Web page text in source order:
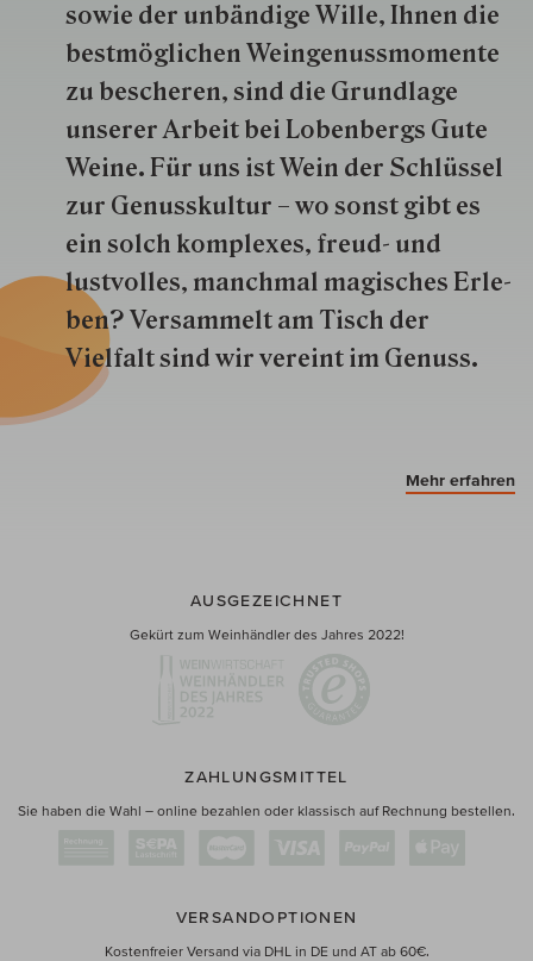
so­wie der un­bän­dige Wille, Ihnen die
best­mög­lich­en Wein­genuss­momente
zu besche­ren, sind die Grund­lage
unserer Arbeit bei Lobenbergs Gute
Weine. Für uns ist Wein der Schlüs­sel
zur Genuss­kultur – wo sonst gibt es
ein solch kom­plexes, freud- und
lustvolles, manchmal ma­gisch­es Er­le­
ben? Versammelt am Tisch der
Vielfalt sind wir ver­eint im Genuss.
Mehr erfahren
AUSGEZEICHNET
Gekürt zum Weinhändler des Jahres 2022!
ZAHLUNGSMITTEL
Sie haben die Wahl – online bezahlen oder klassisch auf Rechnung bestellen.
VERSANDOPTIONEN
Kostenfreier Versand via DHL in DE und AT ab 60€.